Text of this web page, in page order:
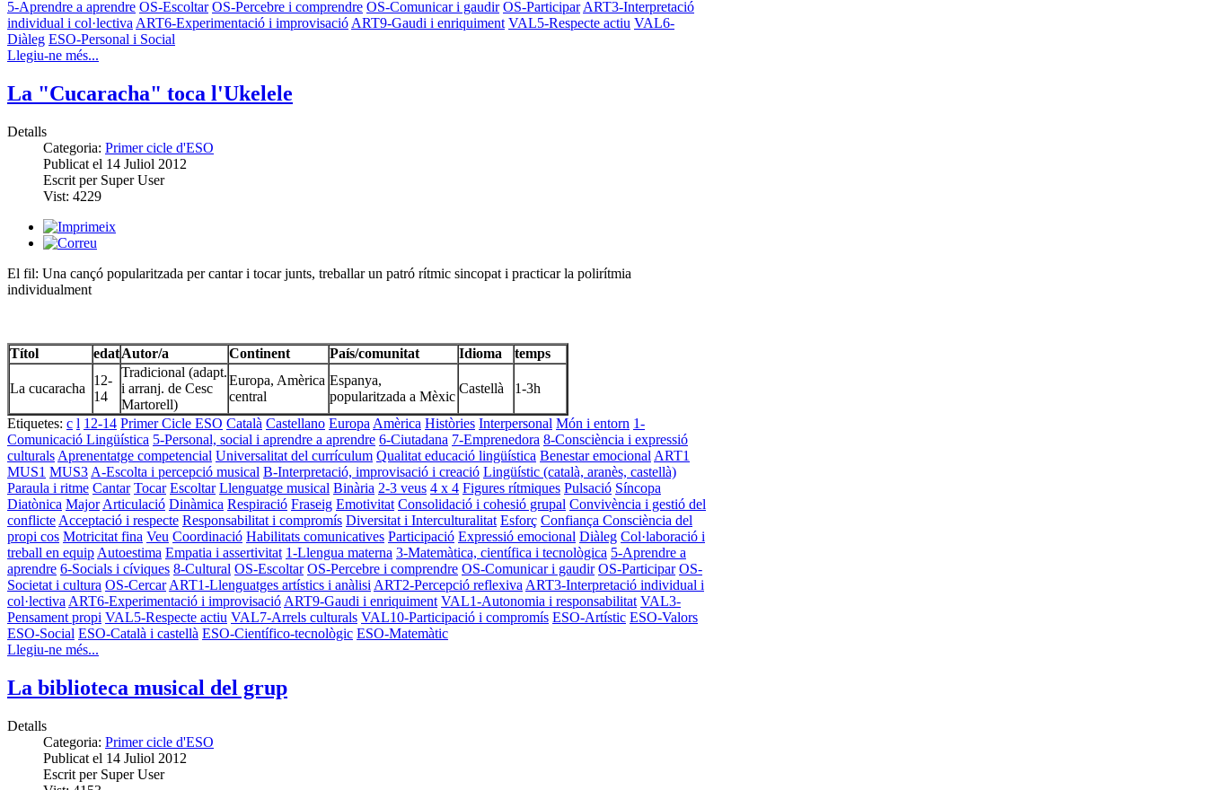
5-Aprendre a aprendre OS-Escoltar OS-Percebre i comprendre OS-Comunicar i gaudir OS-Participar ART3-Interpretació
individual i col·lectiva ART6-Experimentació i improvisació ART9-Gaudi i enriquiment VAL5-Respecte actiu VAL6-
Diàleg ESO-Personal i Social
Llegiu-ne més...
La "Cucaracha" toca l'Ukelele
Detalls
Categoria: Primer cicle d'ESO
Publicat el 14 Juliol 2012
Escrit per Super User
Vist: 4229
El fil: Una cançó popularitzada per cantar i tocar junts, treballar un patró rítmic sincopat i practicar la polirítmia
individualment
Títol edatAutor/a Continent País/comunitat Idioma temps
La cucaracha
12-
14
Tradicional (adapt.
i arranj. de Cesc
Martorell)
Europa, Amèrica
central
Espanya,
popularitzada a Mèxic
Castellà 1-3h
Etiquetes: c l 12-14 Primer Cicle ESO Català Castellano Europa Amèrica Històries Interpersonal Món i entorn 1-
Comunicació Lingüística 5-Personal, social i aprendre a aprendre 6-Ciutadana 7-Emprenedora 8-Consciència i expressió
culturals Aprenentatge competencial Universalitat del currículum Qualitat educació lingüística Benestar emocional ART1
MUS1 MUS3 A-Escolta i percepció musical B-Interpretació, improvisació i creació Lingüístic (català, aranès, castellà)
Paraula i ritme Cantar Tocar Escoltar Llenguatge musical Binària 2-3 veus 4 x 4 Figures rítmiques Pulsació Síncopa
Diatònica Major Articulació Dinàmica Respiració Fraseig Emotivitat Consolidació i cohesió grupal Convivència i gestió del
conflicte Acceptació i respecte Responsabilitat i compromís Diversitat i Interculturalitat Esforç Confiança Consciència del
propi cos Motricitat fina Veu Coordinació Habilitats comunicatives Participació Expressió emocional Diàleg Col·laboració i
treball en equip Autoestima Empatia i assertivitat 1-Llengua materna 3-Matemàtica, científica i tecnològica 5-Aprendre a
aprendre 6-Socials i cíviques 8-Cultural OS-Escoltar OS-Percebre i comprendre OS-Comunicar i gaudir OS-Participar OS-
Societat i cultura OS-Cercar ART1-Llenguatges artístics i anàlisi ART2-Percepció reflexiva ART3-Interpretació individual i
col·lectiva ART6-Experimentació i improvisació ART9-Gaudi i enriquiment VAL1-Autonomia i responsabilitat VAL3-
Pensament propi VAL5-Respecte actiu VAL7-Arrels culturals VAL10-Participació i compromís ESO-Artístic ESO-Valors
ESO-Social ESO-Català i castellà ESO-Científico-tecnològic ESO-Matemàtic
Llegiu-ne més...
La biblioteca musical del grup
Detalls
Categoria: Primer cicle d'ESO
Publicat el 14 Juliol 2012
Escrit per Super User